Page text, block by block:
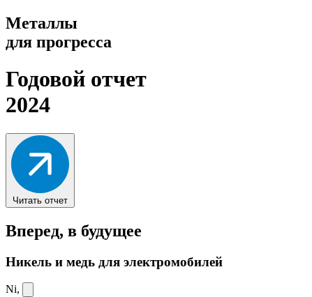
Металлы
для прогресса
Годовой отчет
2024
Читать отчет
Вперед, в будущее
Никель и медь для электромобилей
Ni,